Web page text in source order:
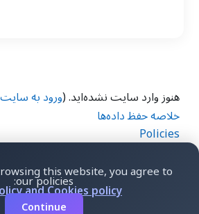
this website, you agree to
our policies:
and Cookies policy
Continue
هنوز وارد سایت نشده‌اید. (ورود به سایت
خلاصه حفظ داده‌ها
Policies
تغییر پوسته به پوستهٔ استاندارد
Your browser prefersEnglish ‎(en)‎
.
Keep FA